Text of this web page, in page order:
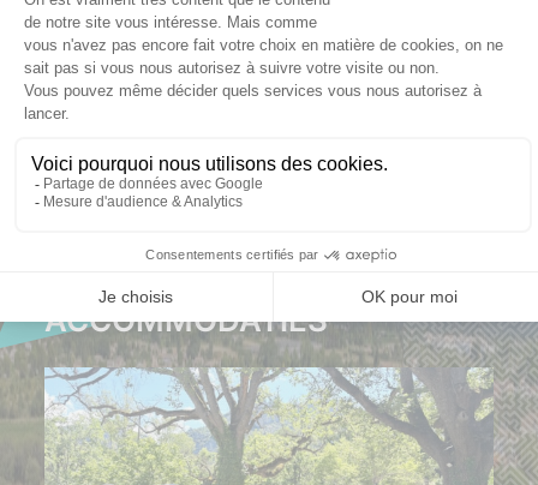
Kies uw data
KLIK
HIER
Kies uw data
KLIK
HIER
beschikbaarheden
ONZE ANDERE
ACCOMMODATIES